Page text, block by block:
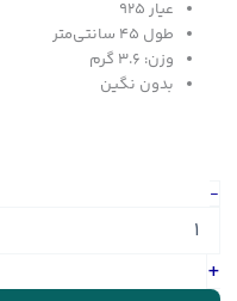
عیار 925
طول 45 سانتی‌متر
وزن: 3.6 گرم
بدون نگین
-
زنانه
طرح
قلب+